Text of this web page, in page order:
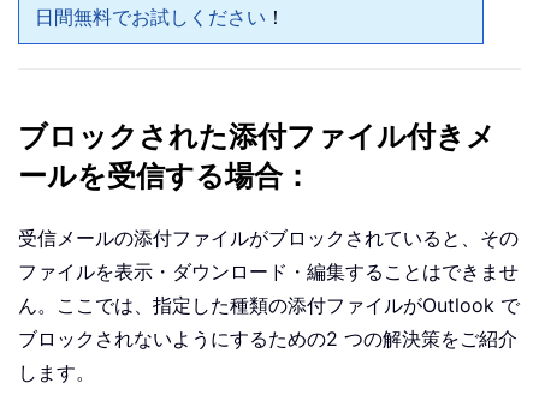
日間無料でお試しください ！
ブロックされた添付ファイル付きメ
ールを受信する場合：
受信メールの添付ファイルがブロックされていると、その
ファイルを表示・ダウンロード・編集することはできませ
ん。ここでは、指定した種類の添付ファイルがOutlook で
ブロックされないようにするための2 つの解決策をご紹介
します。